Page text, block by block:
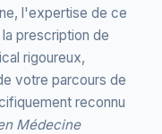
l'expertise de ce
prescription de
rigoureux,
votre parcours de
reconnu
Médecine